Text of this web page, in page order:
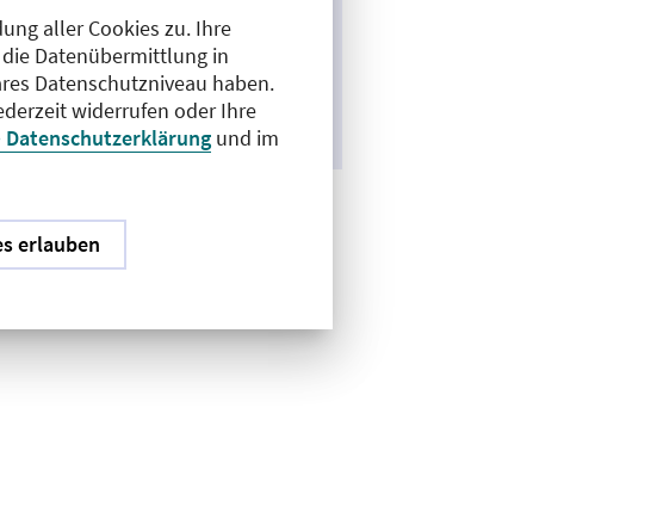
aller Cookies zu. Ihre
Datenübermittlung in
Datenschutzniveau haben.
widerrufen oder Ihre
Datenschutzerklärung und im
erlauben